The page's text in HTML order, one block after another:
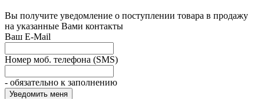
Вы получите уведомление о поступлении товара в продажу
на указанные Вами контакты
Ваш E-Mail
Номер моб. телефона (SMS)
- обязательно к заполнению